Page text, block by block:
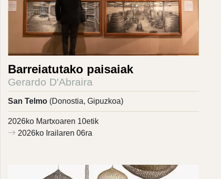
Barreiatutako paisaiak
Gerardo D'Abraira
San Telmo (Donostia, Gipuzkoa)
2026ko Martxoaren 10etik
2026ko Irailaren 06ra